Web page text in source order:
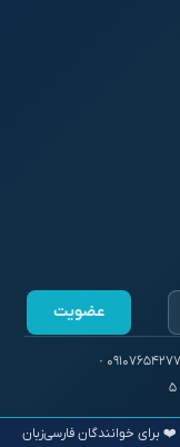
عضویت
برای خوانندگان فارسی‌زبان